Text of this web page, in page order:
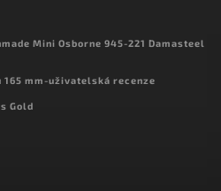
Mini Osborne 945-221 Damasteel
165 mm-uživatelská recenze
Gold